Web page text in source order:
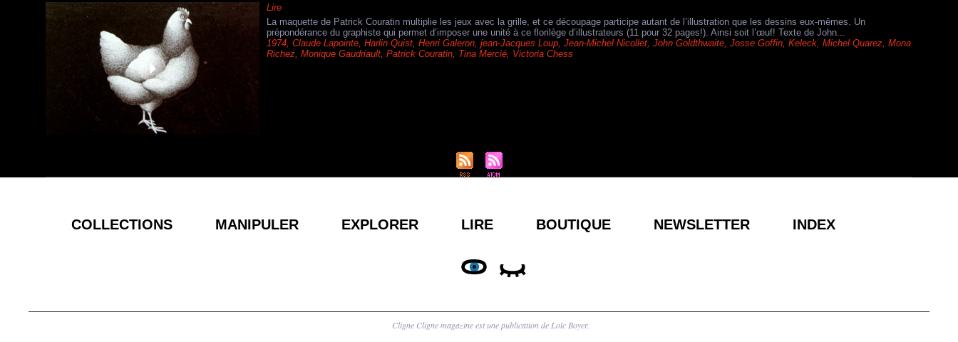
Lire
La maquette de Patrick Couratin multiplie les jeux avec la grille, et ce découpage participe autant de l’illustration que les dessins eux-mêmes. Un
prépondérance du graphiste qui permet d’imposer une unité à ce florilège d’illustrateurs (11 pour 32 pages!). Ainsi soit l’œuf! Texte de John...
1974, Claude Lapointe, Harlin Quist, Henri Galeron, jean-Jacques Loup, Jean-Michel Nicollet, John Goldthwaite, Josse Goffin, Keleck, Michel Quarez, Mona
Richez, Monique Gaudriault, Patrick Couratin, Tina Mercié, Victoria Chess
COLLECTIONS MANIPULER EXPLORER LIRE BOUTIQUE NEWSLETTER INDEX
Cligne Cligne magazine est une publication de Loïc Boyer.